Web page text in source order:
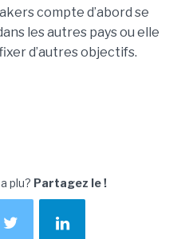
compte d’abord se
les autres pays ou elle
d’autres objectifs.
plu? Partagez le !